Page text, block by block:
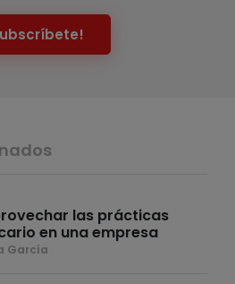
las prácticas
en una empresa
García